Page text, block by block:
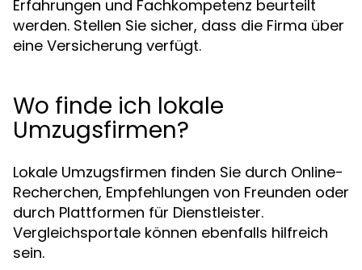
Erfahrungen und Fachkompetenz beurteilt
werden. Stellen Sie sicher, dass die Firma über
eine Versicherung verfügt.
Wo finde ich lokale
Umzugsfirmen?
Lokale Umzugsfirmen finden Sie durch Online-
Recherchen, Empfehlungen von Freunden oder
durch Plattformen für Dienstleister.
Vergleichsportale können ebenfalls hilfreich
sein.